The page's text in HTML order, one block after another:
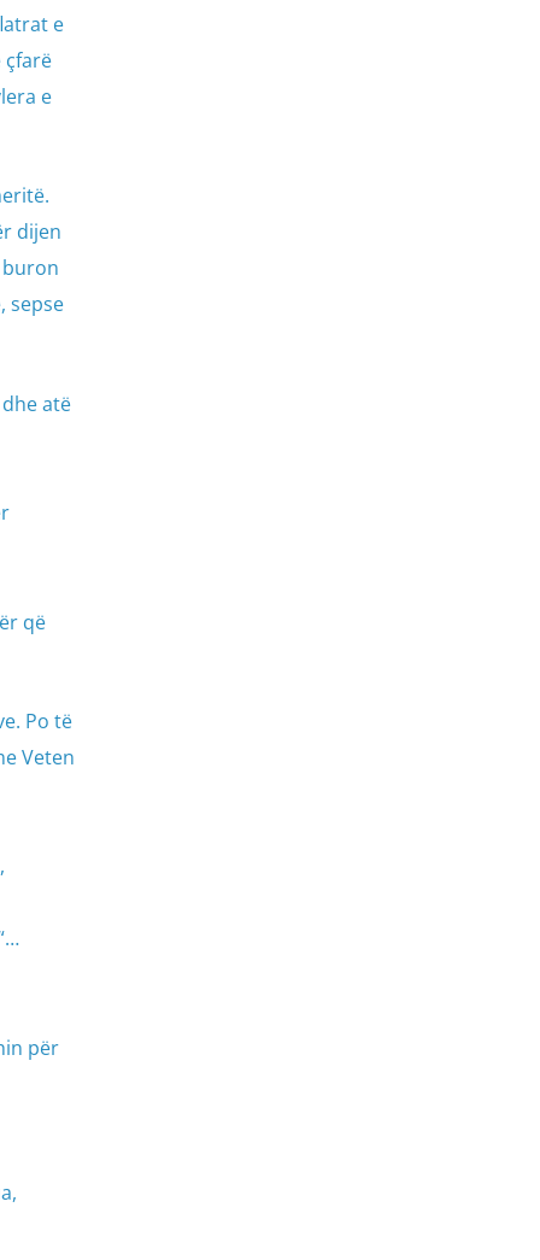
e
çfarë
e
dijen
buron
sepse
atë
që
Po të
Veten
për